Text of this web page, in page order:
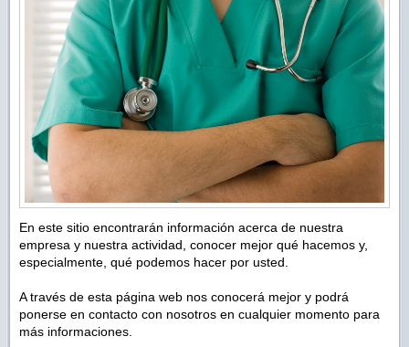
En este sitio encontrarán información acerca de nuestra
empresa y nuestra actividad, conocer mejor qué hacemos y,
especialmente, qué podemos hacer por usted.
A través de esta página web nos conocerá mejor y podrá
ponerse en contacto con nosotros en cualquier momento para
más informaciones.